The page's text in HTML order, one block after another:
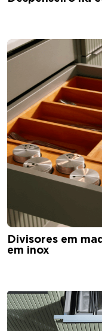
Divisores em
em inox